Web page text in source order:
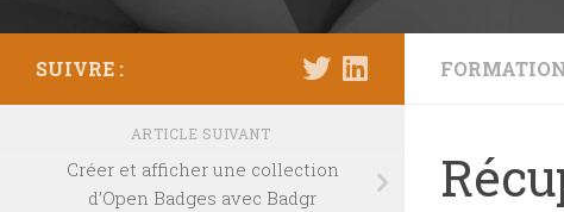
SUIVRE :
ARTICLE SUIVANT
Créer et afficher une collection
d’Open Badges avec Badgr